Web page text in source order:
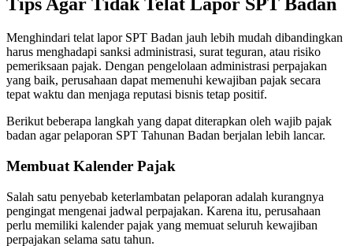
Menghindari telat lapor SPT Badan jauh lebih mudah dibandingkan
harus menghadapi sanksi administrasi, surat teguran, atau risiko
pemeriksaan pajak. Dengan pengelolaan administrasi perpajakan
yang baik, perusahaan dapat memenuhi kewajiban pajak secara
tepat waktu dan menjaga reputasi bisnis tetap positif.
Berikut beberapa langkah yang dapat diterapkan oleh wajib pajak
badan agar pelaporan SPT Tahunan Badan berjalan lebih lancar.
Membuat Kalender Pajak
Salah satu penyebab keterlambatan pelaporan adalah kurangnya
pengingat mengenai jadwal perpajakan. Karena itu, perusahaan
perlu memiliki kalender pajak yang memuat seluruh kewajiban
perpajakan selama satu tahun.